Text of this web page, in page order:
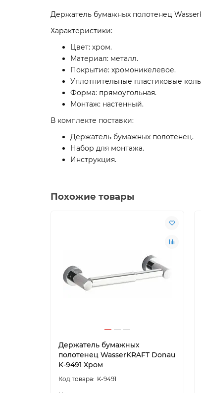
Держатель бумажных полотенец
Характеристики:
Цвет: хром.
Материал: металл.
Покрытие: хромоникелевое.
Уплотнительные пластиковые
Форма: прямоугольная.
Монтаж: настенный.
В комплекте поставки:
Держатель бумажных полотенец.
Набор для монтажа.
Инструкция.
Похожие товары
Держатель бумажных
полотенец WasserKRAFT Donau
K-9491 Хром
K-9491